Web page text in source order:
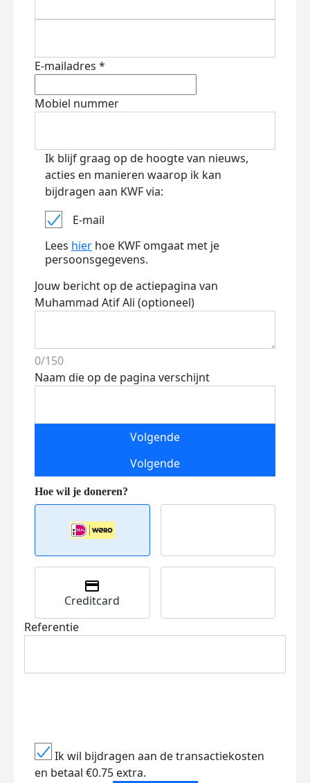
E-mailadres *
Mobiel nummer
Ik blijf graag op de hoogte van nieuws,
acties en manieren waarop ik kan
bijdragen aan KWF via:
E-mail
Lees hier hoe KWF omgaat met je
persoonsgegevens.
Jouw bericht op de actiepagina van
Muhammad Atif Ali (optioneel)
0/150
Naam die op de pagina verschijnt
Volgende
Volgende
Creditcard
Referentie
Ik wil bijdragen aan de transactiekosten
en betaal €0.75 extra.